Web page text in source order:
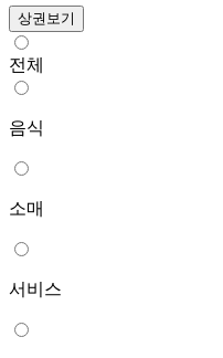
상권보기
전체
음식
소매
서비스